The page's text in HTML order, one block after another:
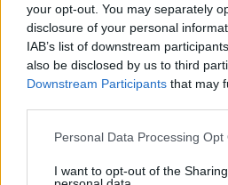
your opt-out. You may separately
disclosure of your personal
IAB’s list of downstream
also be disclosed by us to third
Downstream Participants that may
Please note that this website/app
not limited to your visit or usage
Personal Data Processing Opt
I want to opt-out of the
Ακολουθήστε το Νewsit.gr στο
ενημερωθείτε πρώτοι για όλη
τελευταία νέατης ημέρας